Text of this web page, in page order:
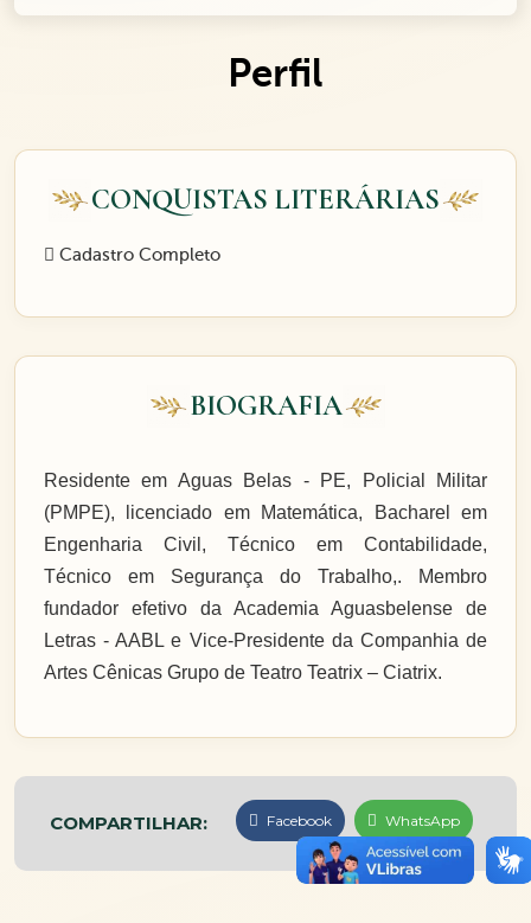
Perfil
CONQUISTAS LITERÁRIAS
Cadastro Completo
BIOGRAFIA
Residente em Aguas Belas - PE, Policial Militar
(PMPE), licenciado em Matemática, Bacharel em
Engenharia Civil, Técnico em Contabilidade,
Técnico em Segurança do Trabalho,. Membro
fundador efetivo da Academia Aguasbelense de
Letras - AABL e Vice-Presidente da Companhia de
Artes Cênicas Grupo de Teatro Teatrix – Ciatrix.
COMPARTILHAR: Facebook WhatsApp